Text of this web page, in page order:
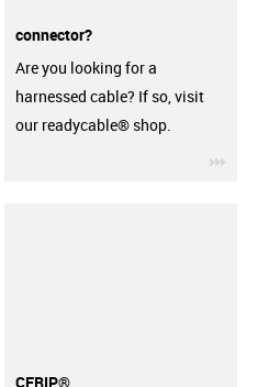
connector?
Are you looking for a
harnessed cable? If so, visit
our readycable® shop.
CFRIP®